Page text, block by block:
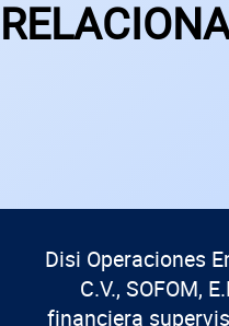
Disi Operaciones
C.V., SOFOM,
financiera